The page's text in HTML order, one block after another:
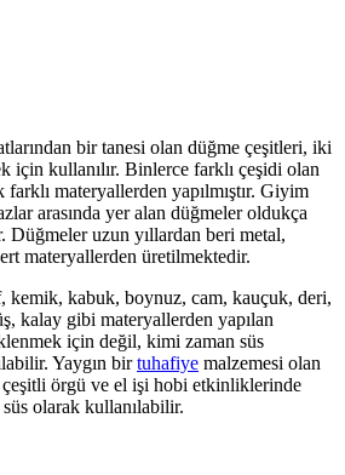
bir tanesi olan düğme çeşitleri, iki
için kullanılır. Binlerce farklı çeşidi olan
materyallerden yapılmıştır. Giyim
arasında yer alan düğmeler oldukça
Düğmeler uzun yıllardan beri metal,
materyallerden üretilmektedir.
kemik, kabuk, boynuz, cam, kauçuk, deri,
kalay gibi materyallerden yapılan
için değil, kimi zaman süs
Yaygın birtuhafiye malzemesi olan
çeşitli örgü ve el işi hobi etkinliklerinde
olarak kullanılabilir.